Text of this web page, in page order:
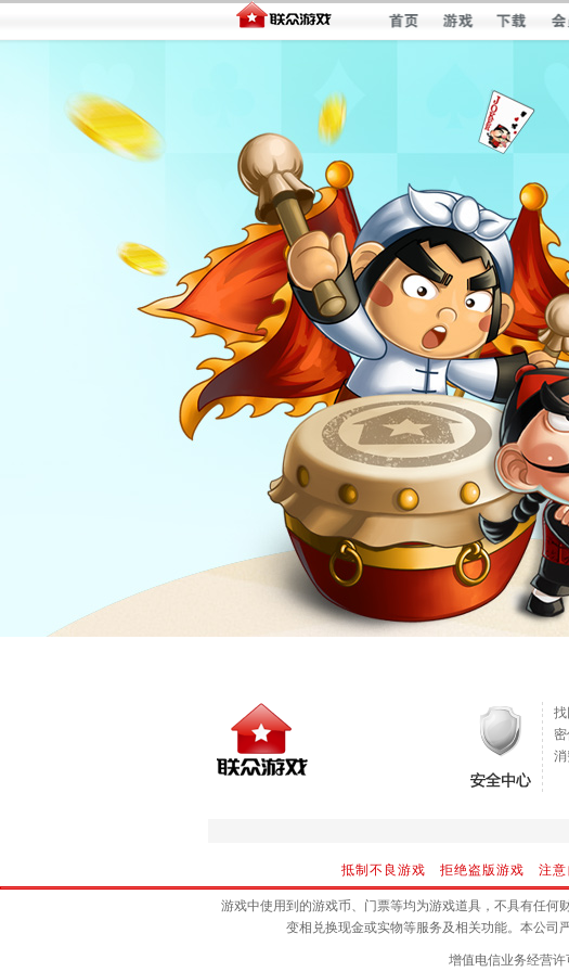
密
抵制不良游戏 拒绝盗版游戏 注
游戏中使用到的游戏币、门票等均为游戏道具，不具有任
变相兑换现金或实物等服务及相关功能。本公司
增值电信业务经营